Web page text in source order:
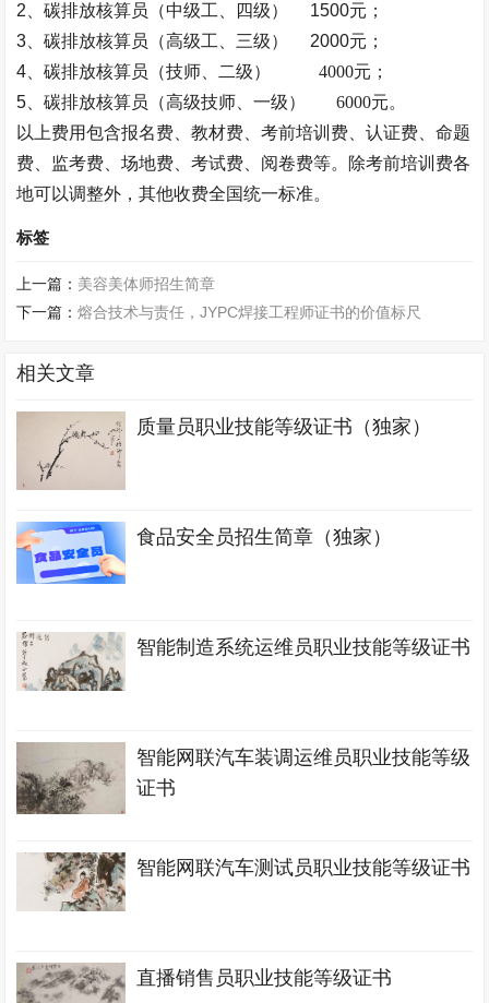
2、碳排放核算员（中级工、四级）
1500元；
3、碳排放核算员（高级工、三级）
2000元；
4、碳排放核算员（技师、二级）
4000元；
5、碳排放核算员（高级技师、一级）
6000元。
以上费用包含报名费、教材费、考前培训费、认证费、命题
费、监考费、场地费、考试费、阅卷费等。除考前培训费各
地可以调整外，其他收费全国统一标准。
标签
上一篇： 美容美体师招生简章
下一篇：熔合技术与责任，JYPC焊接工程师证书的价值标尺
相关文章
质量员职业技能等级证书（独家）
食品安全员招生简章（独家）
智能制造系统运维员职业技能等级证书
智能网联汽车装调运维员职业技能等级
证书
智能网联汽车测试员职业技能等级证书
直播销售员职业技能等级证书